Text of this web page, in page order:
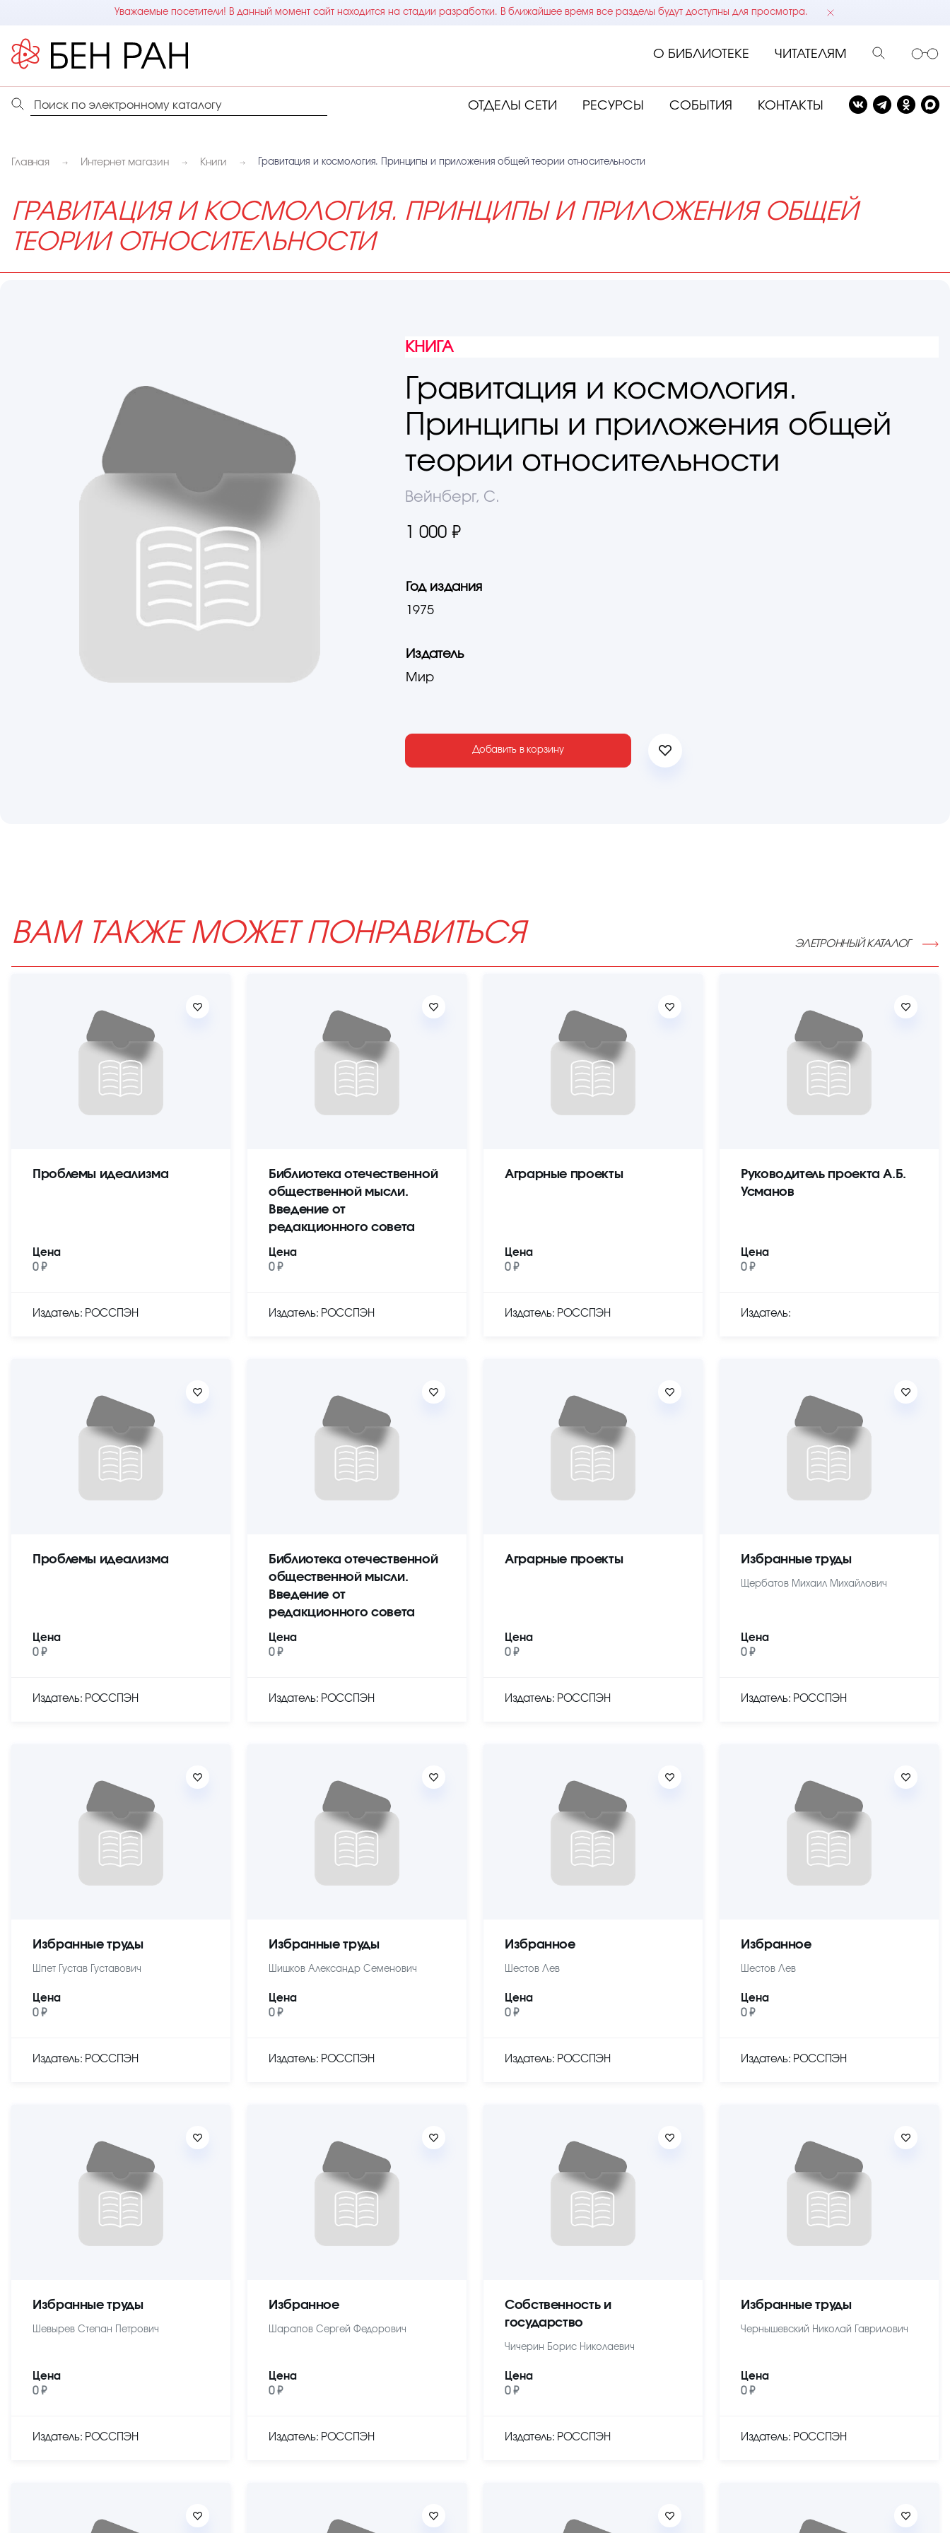
Уважаемые посетители! В данный момент сайт находится на стадии разработки. В ближайшее время все разделы будут доступны для просмотра.
О БИБЛИОТЕКЕ ЧИТАТЕЛЯМ
ОТДЕЛЫ СЕТИ РЕСУРСЫ СОБЫТИЯ КОНТАКТЫ
Главная Интернет магазин Книги Гравитация и космология. Принципы и приложения общей теории относительности
ГРАВИТАЦИЯ И КОСМОЛОГИЯ. ПРИНЦИПЫ И ПРИЛОЖЕНИЯ ОБЩЕЙ
ТЕОРИИ ОТНОСИТЕЛЬНОСТИ
КНИГА
Гравитация и космология.
Принципы и приложения общей
теории относительности
Вейнберг, С.
1 000 ₽
Год издания
1975
Издатель
Мир
Добавить в корзину
ВАМ ТАКЖЕ МОЖЕТ ПОНРАВИТЬСЯ ЭЛЕТРОННЫЙ КАТАЛОГ
Проблемы идеализма
Цена
0 ₽
Издатель: РОССПЭН
Библиотека отечественной
общественной мысли.
Введение от
редакционного совета
Цена
0 ₽
Издатель: РОССПЭН
Аграрные проекты
Цена
0 ₽
Издатель: РОССПЭН
Руководитель проекта А.Б.
Усманов
Цена
0 ₽
Издатель:
Проблемы идеализма
Цена
0 ₽
Издатель: РОССПЭН
Библиотека отечественной
общественной мысли.
Введение от
редакционного совета
Цена
0 ₽
Издатель: РОССПЭН
Аграрные проекты
Цена
0 ₽
Издатель: РОССПЭН
Избранные труды
Щербатов Михаил Михайлович
Цена
0 ₽
Издатель: РОССПЭН
Избранные труды
Шпет Густав Густавович
Цена
0 ₽
Издатель: РОССПЭН
Избранные труды
Шишков Александр Семенович
Цена
0 ₽
Издатель: РОССПЭН
Избранное
Шестов Лев
Цена
0 ₽
Издатель: РОССПЭН
Избранное
Шестов Лев
Цена
0 ₽
Издатель: РОССПЭН
Избранные труды
Шевырев Степан Петрович
Цена
0 ₽
Издатель: РОССПЭН
Избранное
Шарапов Сергей Федорович
Цена
0 ₽
Издатель: РОССПЭН
Собственность и
государство
Чичерин Борис Николаевич
Цена
0 ₽
Издатель: РОССПЭН
Избранные труды
Чернышевский Николай Гаврилович
Цена
0 ₽
Издатель: РОССПЭН